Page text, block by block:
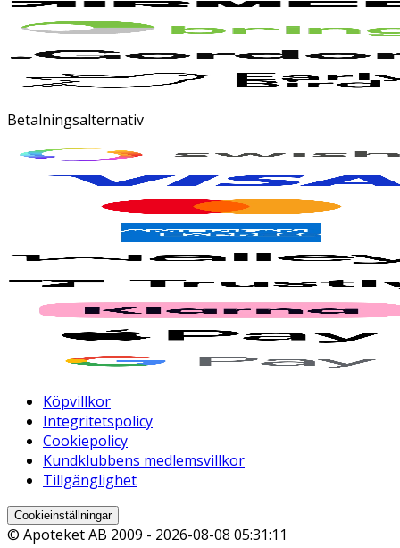
Betalningsalternativ
Köpvillkor
Integritetspolicy
Cookiepolicy
Kundklubbens medlemsvillkor
Tillgänglighet
Cookieinställningar
© Apoteket AB 2009 - 2026-08-08 05:31:11